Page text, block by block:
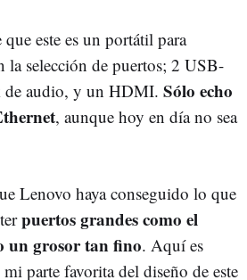
este es un portátil para
la selección de puertos; 2 USB-
audio, y un HDMI. Sólo echo
, aunque hoy en día no sea
Lenovo haya conseguido lo que
puertos grandes como el
un grosor tan fino. Aquí es
parte favorita del diseño de este